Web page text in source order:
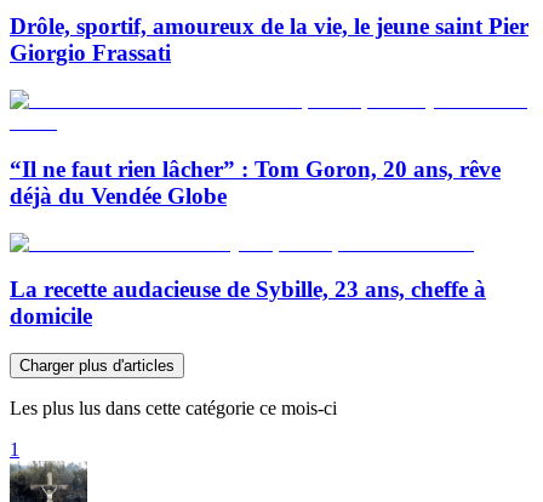
Drôle, sportif, amoureux de la vie, le jeune saint Pier
Giorgio Frassati
“Il ne faut rien lâcher” : Tom Goron, 20 ans, rêve
déjà du Vendée Globe
La recette audacieuse de Sybille, 23 ans, cheffe à
domicile
Charger plus d'articles
Les plus lus dans cette catégorie ce mois-ci
1